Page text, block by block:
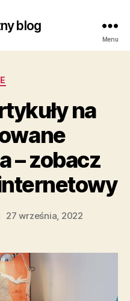
blog
Menu
na
– zobacz
27 września, 2022